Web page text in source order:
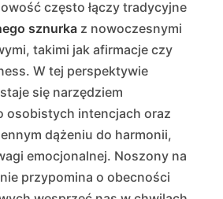
często łączy tradycyjne
sznurka z nowoczesnymi
takimi jak afirmacje czy
W tej perspektywie
się narzędziem
osobistych intencjach oraz
dążeniu do harmonii,
emocjonalnej. Noszony na
przypomina o obecności